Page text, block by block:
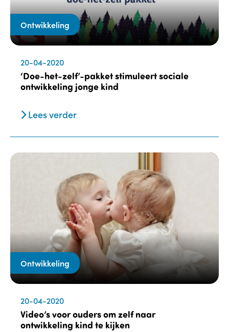
Ontwikkeling
20-04-2020
‘Doe-het-zelf’-pakket stimuleert sociale
ontwikkeling jonge kind
Lees verder
Ontwikkeling
20-04-2020
Video’s voor ouders om zelf naar
ontwikkeling kind te kijken